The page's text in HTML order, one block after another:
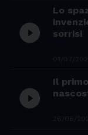
play_circle_filled
Lo
sorrisi
play_circle_filled
Il